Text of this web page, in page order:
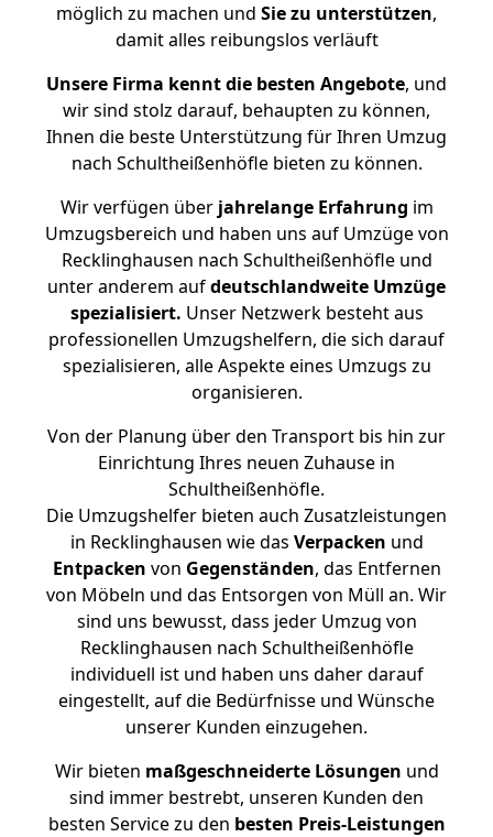
möglich zu machen und Sie zu unterstützen,
damit alles reibungslos verläuft
Unsere Firma kennt die besten Angebote, und
wir sind stolz darauf, behaupten zu können,
Ihnen die beste Unterstützung für Ihren Umzug
nach Schultheißenhöfle bieten zu können.
Wir verfügen überjahrelange Erfahrung im
Umzugsbereich und haben uns auf Umzüge von
Recklinghausen nach Schultheißenhöfle und
unter anderem aufdeutschlandweite Umzüge
spezialisiert. Unser Netzwerk besteht aus
professionellen Umzugshelfern, die sich darauf
spezialisieren, alle Aspekte eines Umzugs zu
organisieren.
Von der Planung über den Transport bis hin zur
Einrichtung Ihres neuen Zuhause in
Schultheißenhöfle.
Die Umzugshelfer bieten auch Zusatzleistungen
in Recklinghausen wie das Verpacken und
Entpacken von Gegenständen, das Entfernen
von Möbeln und das Entsorgen von Müll an. Wir
sind uns bewusst, dass jeder Umzug von
Recklinghausen nach Schultheißenhöfle
individuell ist und haben uns daher darauf
eingestellt, auf die Bedürfnisse und Wünsche
unserer Kunden einzugehen.
Wir bieten maßgeschneiderte Lösungen und
sind immer bestrebt, unseren Kunden den
besten Service zu den besten Preis-Leistungen